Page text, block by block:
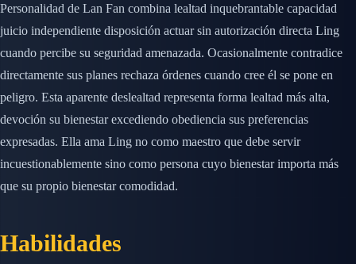
Personalidad de Lan Fan combina lealtad inquebrantable capacidad
juicio independiente disposición actuar sin autorización directa Ling
cuando percibe su seguridad amenazada. Ocasionalmente contradice
directamente sus planes rechaza órdenes cuando cree él se pone en
peligro. Esta aparente deslealtad representa forma lealtad más alta,
devoción su bienestar excediendo obediencia sus preferencias
expresadas. Ella ama Ling no como maestro que debe servir
incuestionablemente sino como persona cuyo bienestar importa más
que su propio bienestar comodidad.
Habilidades